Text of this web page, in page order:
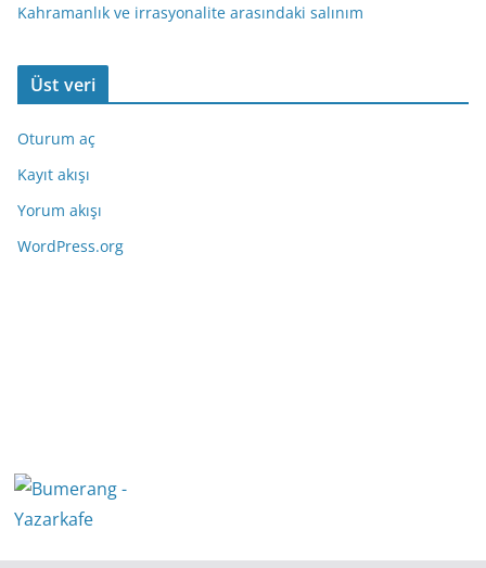
Kahramanlık ve irrasyonalite arasındaki salınım
Üst veri
Oturum aç
Kayıt akışı
Yorum akışı
WordPress.org